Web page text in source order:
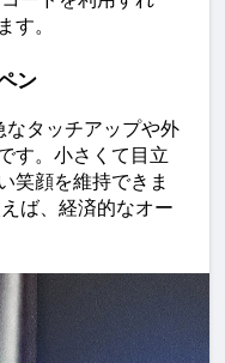
す。
ン
なタッチアップや外
す。小さくて目立
笑顔を維持できま
ば、経済的なオー